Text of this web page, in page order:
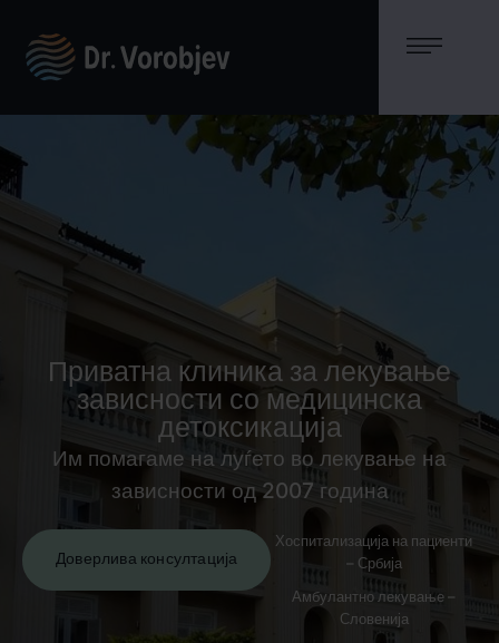
Приватна клиника за лекување
зависности со медицинска
детоксикација
Им помагаме на луѓето во лекување на
зависности од 2007 година
Доверлива консултација
Хоспитализација на пациенти
– Србија
Амбулантно лекување –
Словенија